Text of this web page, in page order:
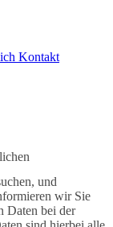
Kontakt
und
wir Sie
Daten bei der